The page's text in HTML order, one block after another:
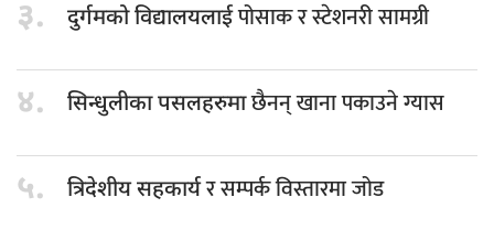
३. दुर्गमको विद्यालयलाईपोसाक र स्टेशनरी सामग्री
४. सिन्धुलीका पसलहरुमाछैनन् खाना पकाउने ग्यास
५. त्रिदेशीय सहकार्यर सम्पर्क विस्तारमा जोड